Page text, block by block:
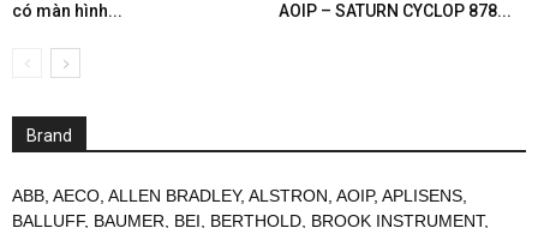
có màn hình...
AOIP – SATURN CYCLOP 878...
Brand
ABB, AECO, ALLEN BRADLEY, ALSTRON, AOIP, APLISENS,
BALLUFF, BAUMER, BEI, BERTHOLD, BROOK INSTRUMENT,